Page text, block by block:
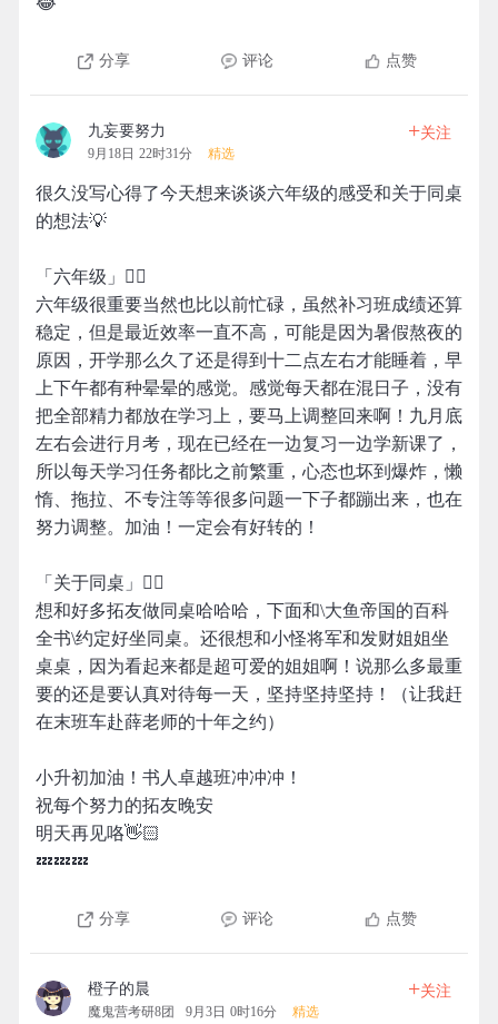
分享 评论 点赞
九妄要努力
9月18日 22时31分 精选
+关注
很久没写心得了今天想来谈谈六年级的感受和关于同桌
的想法💡
「六年级」👇🏻
六年级很重要当然也比以前忙碌，虽然补习班成绩还算
稳定，但是最近效率一直不高，可能是因为暑假熬夜的
原因，开学那么久了还是得到十二点左右才能睡着，早
上下午都有种晕晕的感觉。感觉每天都在混日子，没有
把全部精力都放在学习上，要马上调整回来啊！九月底
左右会进行月考，现在已经在一边复习一边学新课了，
所以每天学习任务都比之前繁重，心态也坏到爆炸，懒
惰、拖拉、不专注等等很多问题一下子都蹦出来，也在
努力调整。加油！一定会有好转的！
「关于同桌」👇🏻
想和好多拓友做同桌哈哈哈，下面和\大鱼帝国的百科
全书\约定好坐同桌。还很想和小怪将军和发财姐姐坐
桌桌，因为看起来都是超可爱的姐姐啊！说那么多最重
要的还是要认真对待每一天，坚持坚持坚持！（让我赶
在末班车赴薛老师的十年之约）
小升初加油！书人卓越班冲冲冲！
祝每个努力的拓友晚安
明天再见咯👋🏻
💤💤💤
分享 评论 点赞
橙子的晨
魔鬼营考研8团 9月3日 0时16分 精选
+关注